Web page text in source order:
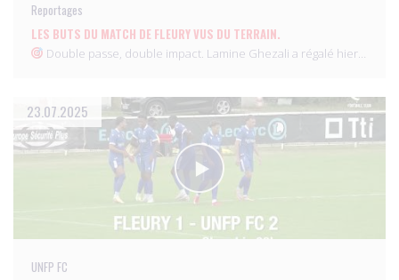
Reportages
LES BUTS DU MATCH DE FLEURY VUS DU TERRAIN.
Double passe, double impact. Lamine Ghezali a régalé hier…
23.07.2025
UNFP FC